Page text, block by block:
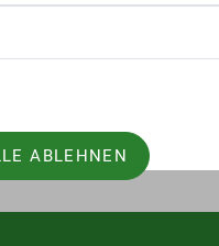
Vorträge
ABLEHNEN